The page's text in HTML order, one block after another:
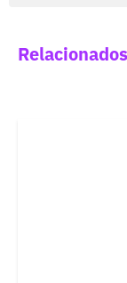
Relacionados